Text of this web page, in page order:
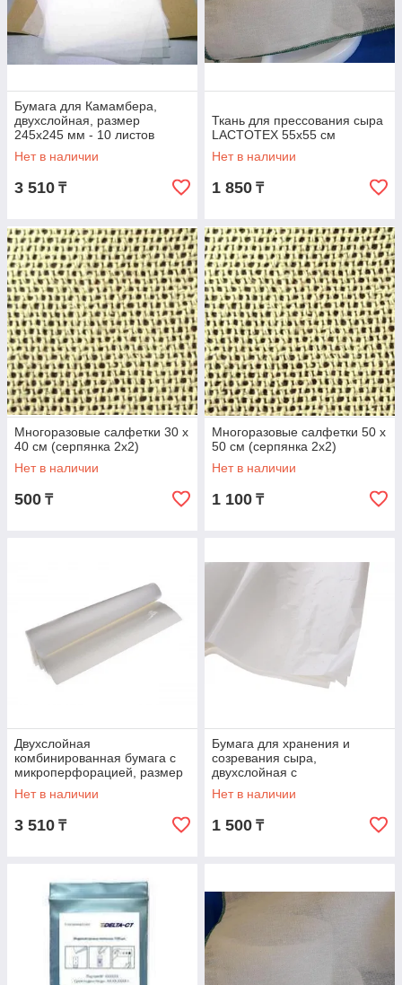
Бумага для Камамбера,
двухслойная, размер
245х245 мм - 10 листов
Нет в наличии
3 510 ₸
Ткань для прессования сыра
LACTOTEX 55х55 см
Нет в наличии
1 850 ₸
Многоразовые салфетки 30 х
40 см (серпянка 2х2)
Нет в наличии
500 ₸
Многоразовые салфетки 50 х
50 см (серпянка 2х2)
Нет в наличии
1 100 ₸
Двухслойная
комбинированная бумага с
микроперфорацией, размер
250х250мм (упаковка 10
листов)
Нет в наличии
3 510 ₸
Бумага для хранения и
созревания сыра,
двухслойная с
микроперфорацией, размер
210х210 мм (упаковка 10
Нет в наличии
1 500 ₸